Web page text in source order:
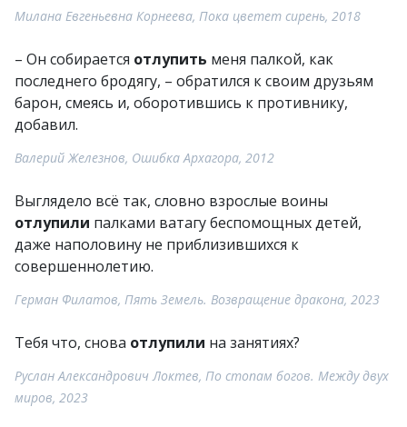
Милана Евгеньевна Корнеева, Пока цветет сирень, 2018
– Он собирается отлупить меня палкой, как
последнего бродягу, – обратился к своим друзьям
барон, смеясь и, оборотившись к противнику,
добавил.
Валерий Железнов, Ошибка Архагора, 2012
Выглядело всё так, словно взрослые воины
отлупили палками ватагу беспомощных детей,
даже наполовину не приблизившихся к
совершеннолетию.
Герман Филатов, Пять Земель. Возвращение дракона, 2023
Тебя что, снова отлупили на занятиях?
Руслан Александрович Локтев, По стопам богов. Между двух
миров, 2023